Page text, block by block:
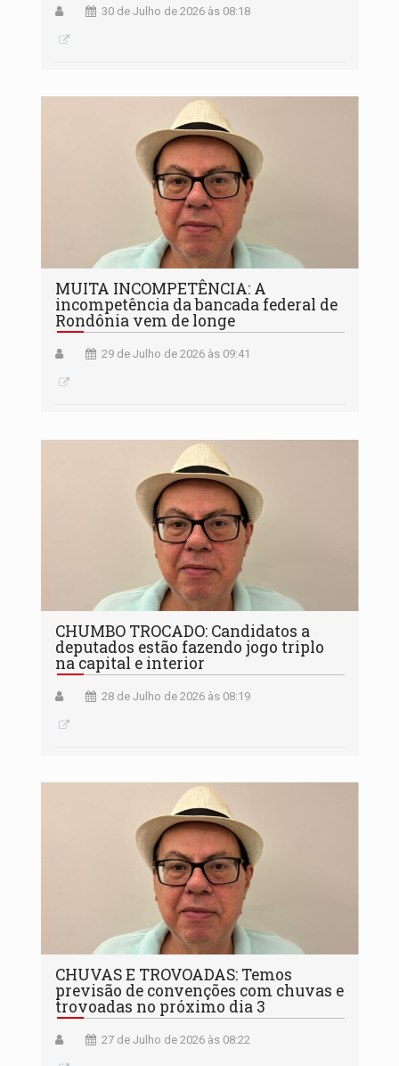
30 de Julho de 2026 às 08:18
MUITA INCOMPETÊNCIA: A
incompetência da bancada federal de
Rondônia vem de longe
29 de Julho de 2026 às 09:41
CHUMBO TROCADO: Candidatos a
deputados estão fazendo jogo triplo
na capital e interior
28 de Julho de 2026 às 08:19
CHUVAS E TROVOADAS: Temos
previsão de convenções com chuvas e
trovoadas no próximo dia 3
27 de Julho de 2026 às 08:22